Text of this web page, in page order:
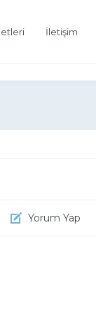
İletişim
Yorum Yap